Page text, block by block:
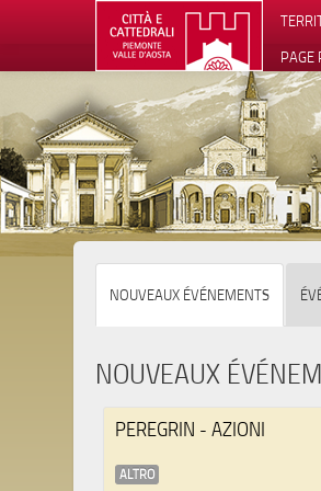
PAGE
NOUVEAUX ÉVÉNEMENTS
NOUVEAUX
PEREGRIN - AZIONI
ALTRO